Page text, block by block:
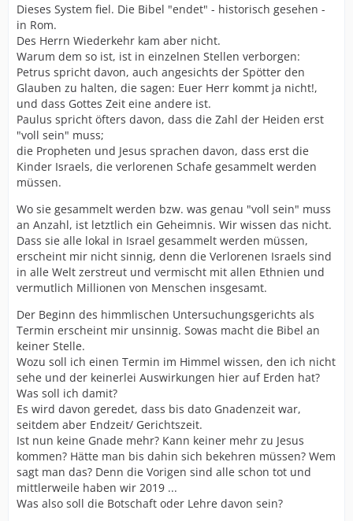
Dieses System fiel. Die Bibel "endet" - historisch gesehen -
in Rom.
Des Herrn Wiederkehr kam aber nicht.
Warum dem so ist, ist in einzelnen Stellen verborgen:
Petrus spricht davon, auch angesichts der Spötter den
Glauben zu halten, die sagen: Euer Herr kommt ja nicht!,
und dass Gottes Zeit eine andere ist.
Paulus spricht öfters davon, dass die Zahl der Heiden erst
"voll sein" muss;
die Propheten und Jesus sprachen davon, dass erst die
Kinder Israels, die verlorenen Schafe gesammelt werden
müssen.
Wo sie gesammelt werden bzw. was genau "voll sein" muss
an Anzahl, ist letztlich ein Geheimnis. Wir wissen das nicht.
Dass sie alle lokal in Israel gesammelt werden müssen,
erscheint mir nicht sinnig, denn die Verlorenen Israels sind
in alle Welt zerstreut und vermischt mit allen Ethnien und
vermutlich Millionen von Menschen insgesamt.
Der Beginn des himmlischen Untersuchungsgerichts als
Termin erscheint mir unsinnig. Sowas macht die Bibel an
keiner Stelle.
Wozu soll ich einen Termin im Himmel wissen, den ich nicht
sehe und der keinerlei Auswirkungen hier auf Erden hat?
Was soll ich damit?
Es wird davon geredet, dass bis dato Gnadenzeit war,
seitdem aber Endzeit/ Gerichtszeit.
Ist nun keine Gnade mehr? Kann keiner mehr zu Jesus
kommen? Hätte man bis dahin sich bekehren müssen? Wem
sagt man das? Denn die Vorigen sind alle schon tot und
mittlerweile haben wir 2019 ...
Was also soll die Botschaft oder Lehre davon sein?